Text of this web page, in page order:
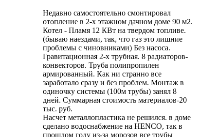
Недавно самостоятельно смонтировал
отопление в 2-х этажном дачном доме 90 м2.
Котел - Пламя 12 КВт на твердом топливе.
(бываю наездами, так, что газ это лишние
проблемы с чиновниками) Без насоса.
Гравитационная 2-х трубная. 8 радиаторов-
конвекторов. Труба полипропилен
армированный. Как ни странно все
заработало сразу и без проблем. Монтаж в
одиночку системы (100м трубы) занял 8
дней. Суммарная стоимость материалов-20
тыс. руб.
Насчет металлопластика не решился. в доме
сделано водоснабжение на HENCO, так в
прошлом году из-за морозов все трубы